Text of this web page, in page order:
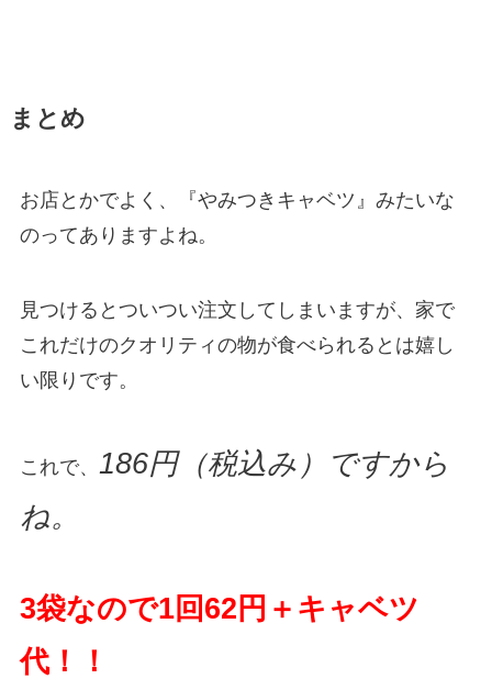
まとめ
お店とかでよく、『やみつきキャベツ』みたいな
のってありますよね。
見つけるとついつい注文してしまいますが、家で
これだけのクオリティの物が食べられるとは嬉し
い限りです。
これで、 186円（税込み）ですから
ね。
3袋なので1回62円＋キャベツ
代！！